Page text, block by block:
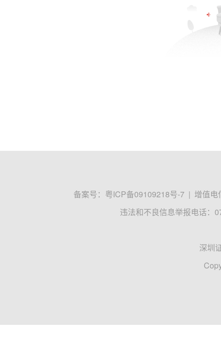
备案号： 粤ICP备09109218号-7 | 增值电
违法和不良信息举报电话：
深圳